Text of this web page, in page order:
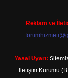
Reklam ve
Yasal Uyarı:
İletişim Kurumu